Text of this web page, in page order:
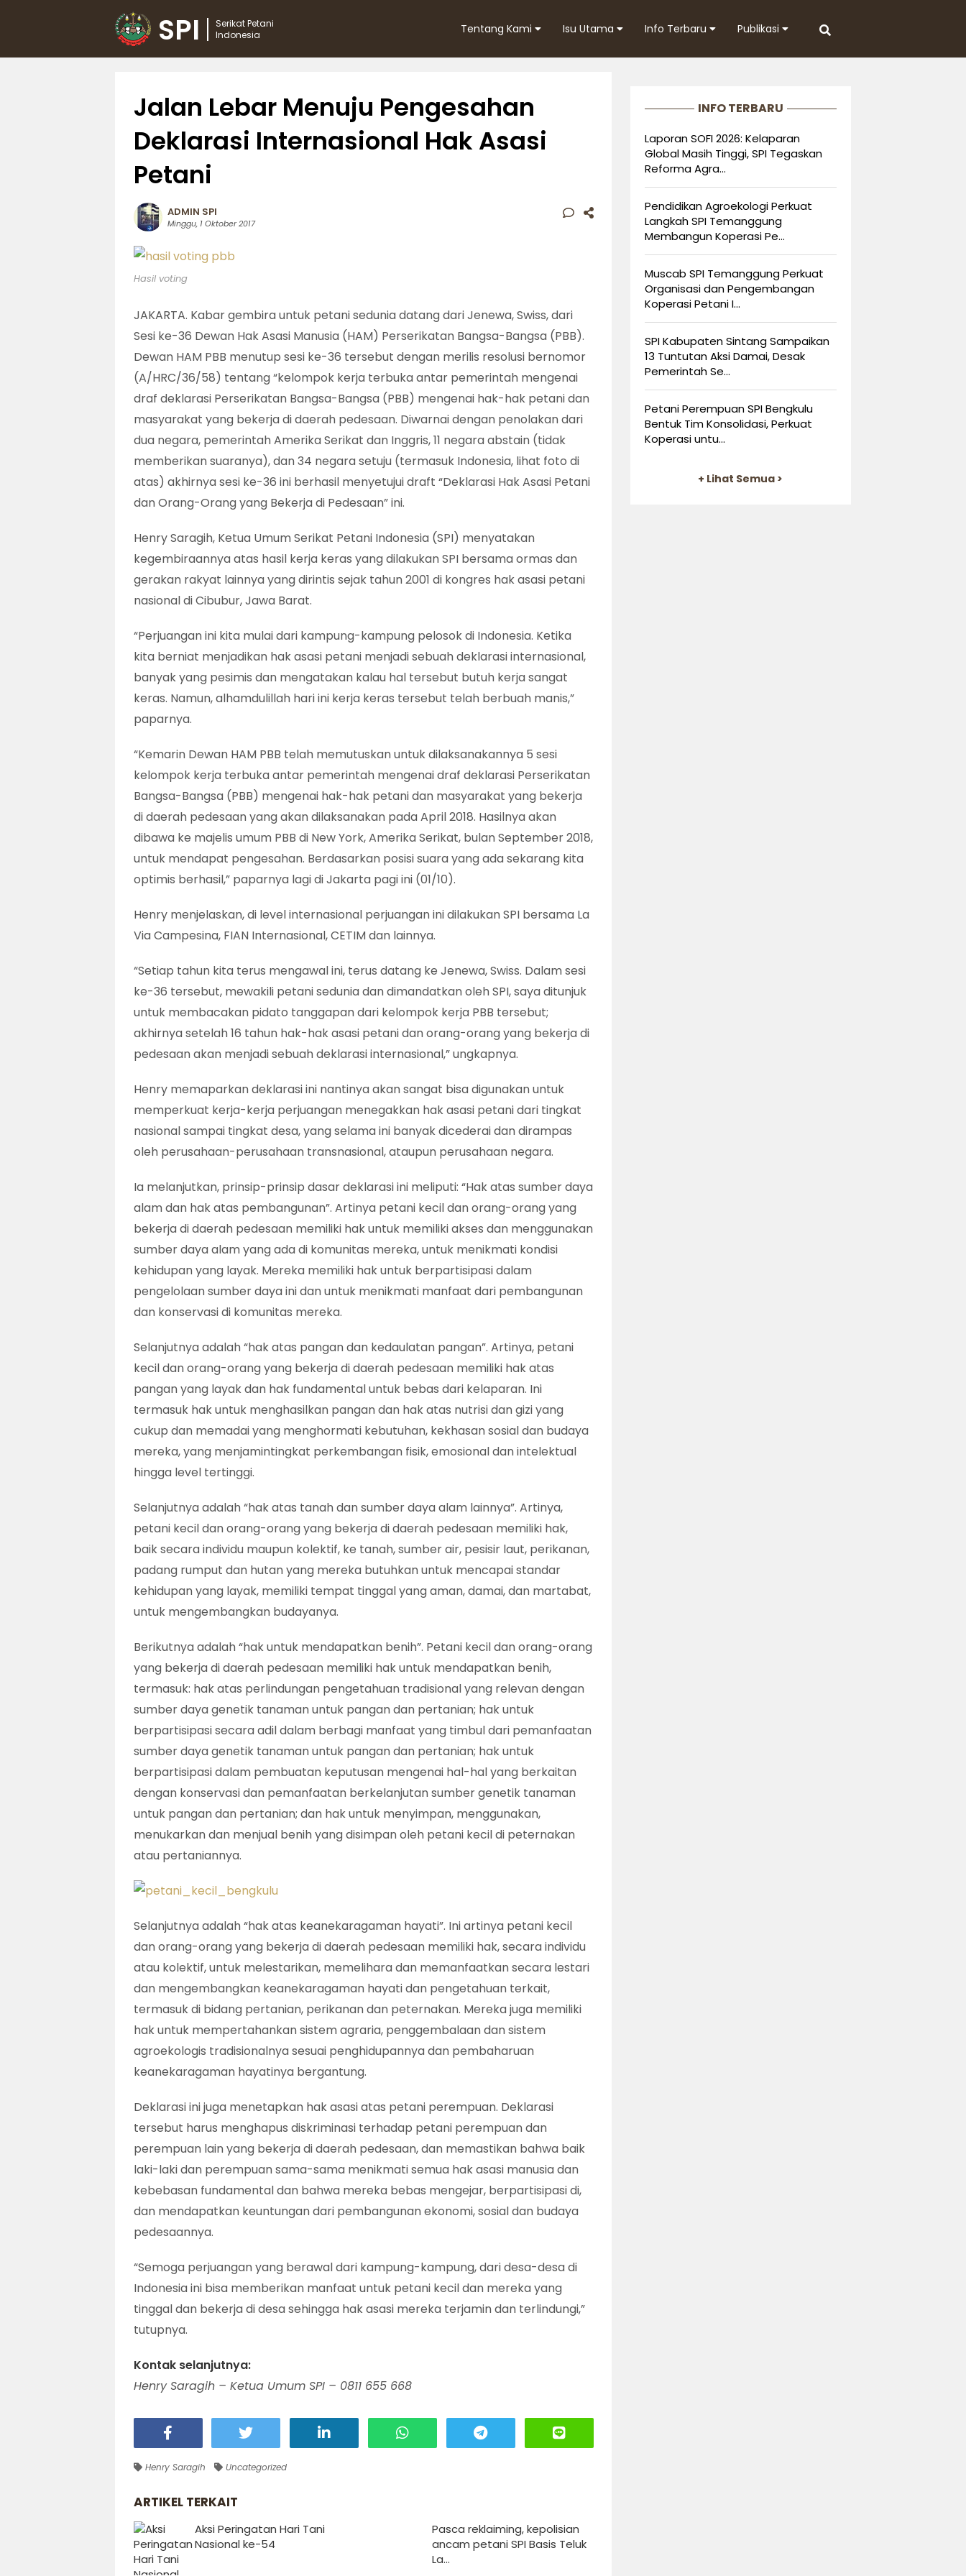
SPI
Serikat Petani
Indonesia
Tentang Kami Isu Utama Info Terbaru Publikasi
Jalan Lebar Menuju Pengesahan
Deklarasi Internasional Hak Asasi
Petani
ADMIN SPI
Minggu, 1 Oktober 2017
Hasil voting
JAKARTA. Kabar gembira untuk petani sedunia datang dari Jenewa, Swiss, dari
Sesi ke-36 Dewan Hak Asasi Manusia (HAM) Perserikatan Bangsa-Bangsa (PBB).
Dewan HAM PBB menutup sesi ke-36 tersebut dengan merilis resolusi bernomor
(A/HRC/36/58) tentang “kelompok kerja terbuka antar pemerintah mengenai
draf deklarasi Perserikatan Bangsa-Bangsa (PBB) mengenai hak-hak petani dan
masyarakat yang bekerja di daerah pedesaan. Diwarnai dengan penolakan dari
dua negara, pemerintah Amerika Serikat dan Inggris, 11 negara abstain (tidak
memberikan suaranya), dan 34 negara setuju (termasuk Indonesia, lihat foto di
atas) akhirnya sesi ke-36 ini berhasil menyetujui draft “Deklarasi Hak Asasi Petani
dan Orang-Orang yang Bekerja di Pedesaan” ini.
Henry Saragih, Ketua Umum Serikat Petani Indonesia (SPI) menyatakan
kegembiraannya atas hasil kerja keras yang dilakukan SPI bersama ormas dan
gerakan rakyat lainnya yang dirintis sejak tahun 2001 di kongres hak asasi petani
nasional di Cibubur, Jawa Barat.
“Perjuangan ini kita mulai dari kampung-kampung pelosok di Indonesia. Ketika
kita berniat menjadikan hak asasi petani menjadi sebuah deklarasi internasional,
banyak yang pesimis dan mengatakan kalau hal tersebut butuh kerja sangat
keras. Namun, alhamdulillah hari ini kerja keras tersebut telah berbuah manis,”
paparnya.
“Kemarin Dewan HAM PBB telah memutuskan untuk dilaksanakannya 5 sesi
kelompok kerja terbuka antar pemerintah mengenai draf deklarasi Perserikatan
Bangsa-Bangsa (PBB) mengenai hak-hak petani dan masyarakat yang bekerja
di daerah pedesaan yang akan dilaksanakan pada April 2018. Hasilnya akan
dibawa ke majelis umum PBB di New York, Amerika Serikat, bulan September 2018,
untuk mendapat pengesahan. Berdasarkan posisi suara yang ada sekarang kita
optimis berhasil,” paparnya lagi di Jakarta pagi ini (01/10).
Henry menjelaskan, di level internasional perjuangan ini dilakukan SPI bersama La
Via Campesina, FIAN Internasional, CETIM dan lainnya.
“Setiap tahun kita terus mengawal ini, terus datang ke Jenewa, Swiss. Dalam sesi
ke-36 tersebut, mewakili petani sedunia dan dimandatkan oleh SPI, saya ditunjuk
untuk membacakan pidato tanggapan dari kelompok kerja PBB tersebut;
akhirnya setelah 16 tahun hak-hak asasi petani dan orang-orang yang bekerja di
pedesaan akan menjadi sebuah deklarasi internasional,” ungkapnya.
Henry memaparkan deklarasi ini nantinya akan sangat bisa digunakan untuk
memperkuat kerja-kerja perjuangan menegakkan hak asasi petani dari tingkat
nasional sampai tingkat desa, yang selama ini banyak dicederai dan dirampas
oleh perusahaan-perusahaan transnasional, ataupun perusahaan negara.
Ia melanjutkan, prinsip-prinsip dasar deklarasi ini meliputi: “Hak atas sumber daya
alam dan hak atas pembangunan”. Artinya petani kecil dan orang-orang yang
bekerja di daerah pedesaan memiliki hak untuk memiliki akses dan menggunakan
sumber daya alam yang ada di komunitas mereka, untuk menikmati kondisi
kehidupan yang layak. Mereka memiliki hak untuk berpartisipasi dalam
pengelolaan sumber daya ini dan untuk menikmati manfaat dari pembangunan
dan konservasi di komunitas mereka.
Selanjutnya adalah “hak atas pangan dan kedaulatan pangan”. Artinya, petani
kecil dan orang-orang yang bekerja di daerah pedesaan memiliki hak atas
pangan yang layak dan hak fundamental untuk bebas dari kelaparan. Ini
termasuk hak untuk menghasilkan pangan dan hak atas nutrisi dan gizi yang
cukup dan memadai yang menghormati kebutuhan, kekhasan sosial dan budaya
mereka, yang menjamintingkat perkembangan fisik, emosional dan intelektual
hingga level tertinggi.
Selanjutnya adalah “hak atas tanah dan sumber daya alam lainnya”. Artinya,
petani kecil dan orang-orang yang bekerja di daerah pedesaan memiliki hak,
baik secara individu maupun kolektif, ke tanah, sumber air, pesisir laut, perikanan,
padang rumput dan hutan yang mereka butuhkan untuk mencapai standar
kehidupan yang layak, memiliki tempat tinggal yang aman, damai, dan martabat,
untuk mengembangkan budayanya.
Berikutnya adalah “hak untuk mendapatkan benih”. Petani kecil dan orang-orang
yang bekerja di daerah pedesaan memiliki hak untuk mendapatkan benih,
termasuk: hak atas perlindungan pengetahuan tradisional yang relevan dengan
sumber daya genetik tanaman untuk pangan dan pertanian; hak untuk
berpartisipasi secara adil dalam berbagi manfaat yang timbul dari pemanfaatan
sumber daya genetik tanaman untuk pangan dan pertanian; hak untuk
berpartisipasi dalam pembuatan keputusan mengenai hal-hal yang berkaitan
dengan konservasi dan pemanfaatan berkelanjutan sumber genetik tanaman
untuk pangan dan pertanian; dan hak untuk menyimpan, menggunakan,
menukarkan dan menjual benih yang disimpan oleh petani kecil di peternakan
atau pertaniannya.
Selanjutnya adalah “hak atas keanekaragaman hayati”. Ini artinya petani kecil
dan orang-orang yang bekerja di daerah pedesaan memiliki hak, secara individu
atau kolektif, untuk melestarikan, memelihara dan memanfaatkan secara lestari
dan mengembangkan keanekaragaman hayati dan pengetahuan terkait,
termasuk di bidang pertanian, perikanan dan peternakan. Mereka juga memiliki
hak untuk mempertahankan sistem agraria, penggembalaan dan sistem
agroekologis tradisionalnya sesuai penghidupannya dan pembaharuan
keanekaragaman hayatinya bergantung.
Deklarasi ini juga menetapkan hak asasi atas petani perempuan. Deklarasi
tersebut harus menghapus diskriminasi terhadap petani perempuan dan
perempuan lain yang bekerja di daerah pedesaan, dan memastikan bahwa baik
laki-laki dan perempuan sama-sama menikmati semua hak asasi manusia dan
kebebasan fundamental dan bahwa mereka bebas mengejar, berpartisipasi di,
dan mendapatkan keuntungan dari pembangunan ekonomi, sosial dan budaya
pedesaannya.
“Semoga perjuangan yang berawal dari kampung-kampung, dari desa-desa di
Indonesia ini bisa memberikan manfaat untuk petani kecil dan mereka yang
tinggal dan bekerja di desa sehingga hak asasi mereka terjamin dan terlindungi,”
tutupnya.
Kontak selanjutnya:
Henry Saragih – Ketua Umum SPI – 0811 655 668
Henry Saragih Uncategorized
ARTIKEL TERKAIT
Aksi Peringatan Hari Tani
Nasional ke-54
Pasca reklaiming, kepolisian
ancam petani SPI Basis Teluk
La...
INFO TERBARU
Laporan SOFI 2026: Kelaparan
Global Masih Tinggi, SPI Tegaskan
Reforma Agra...
Pendidikan Agroekologi Perkuat
Langkah SPI Temanggung
Membangun Koperasi Pe...
Muscab SPI Temanggung Perkuat
Organisasi dan Pengembangan
Koperasi Petani I...
SPI Kabupaten Sintang Sampaikan
13 Tuntutan Aksi Damai, Desak
Pemerintah Se...
Petani Perempuan SPI Bengkulu
Bentuk Tim Konsolidasi, Perkuat
Koperasi untu...
+ Lihat Semua >